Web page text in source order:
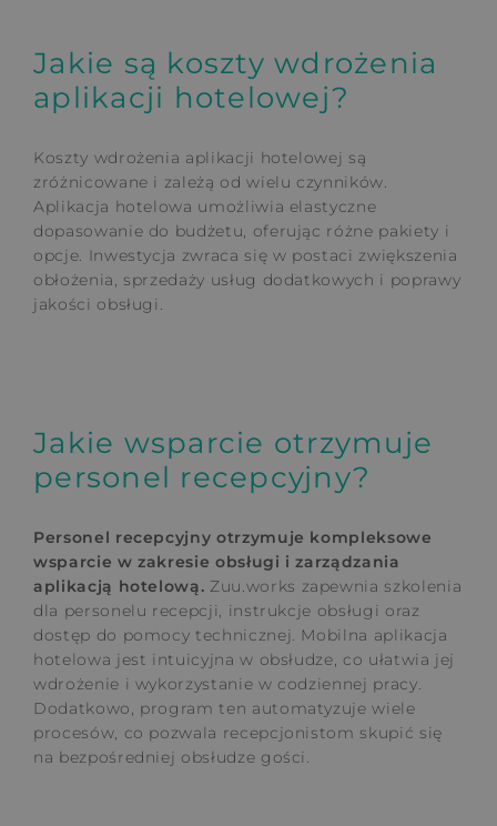
Jakie są koszty wdrożenia
aplikacji hotelowej?
Koszty wdrożenia aplikacji hotelowej są
zróżnicowane i zależą od wielu czynników.
Aplikacja hotelowa umożliwia elastyczne
dopasowanie do budżetu, oferując różne pakiety i
opcje. Inwestycja zwraca się w postaci zwiększenia
obłożenia, sprzedaży usług dodatkowych i poprawy
jakości obsługi.
Jakie wsparcie otrzymuje
personel recepcyjny?
Personel recepcyjny otrzymuje kompleksowe
wsparcie w zakresie obsługi i zarządzania
aplikacją hotelową. Zuu.works zapewnia szkolenia
dla personelu recepcji, instrukcje obsługi oraz
dostęp do pomocy technicznej. Mobilna aplikacja
hotelowa jest intuicyjna w obsłudze, co ułatwia jej
wdrożenie i wykorzystanie w codziennej pracy.
Dodatkowo, program ten automatyzuje wiele
procesów, co pozwala recepcjonistom skupić się
na bezpośredniej obsłudze gości.